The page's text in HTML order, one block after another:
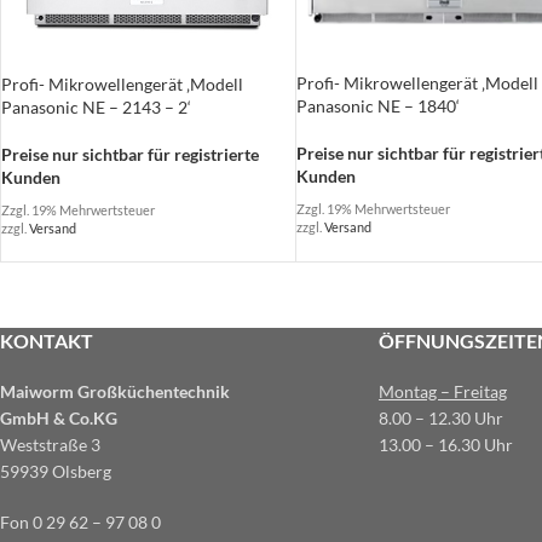
Profi- Mikrowellengerät ‚Modell
Panasonic NE – 2143 – 2‘
Preise nur sichtbar für registrierte
Kunden
Zzgl. 19% Mehrwertsteuer
zzgl. Versand
Profi- Mikrowellengerät ‚Modell
Panasonic NE – 1840‘
Preise nur sichtbar für
Kunden
Zzgl. 19% Mehrwertsteuer
zzgl.Versand
KONTAKT
Maiworm Großküchentechnik
GmbH & Co.KG
Weststraße 3
59939 Olsberg
Fon 0 29 62 – 97 08 0
Montag – Freitag
8.00 – 12.30 Uhr
13.00 – 16.30 Uhr